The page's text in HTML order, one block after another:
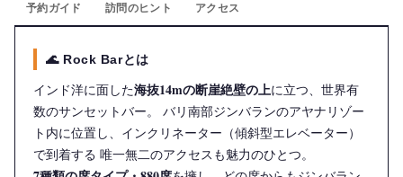
予約ガイド 訪問のヒント アクセス
🌊 Rock Barとは
インド洋に面した海抜14mの断崖絶壁の上に立つ、世界有
数のサンセットバー。 バリ南部ジンバランのアヤナリゾー
ト内に位置し、インクリネーター（傾斜型エレベーター）
で到着する 唯一無二のアクセスも魅力のひとつ。